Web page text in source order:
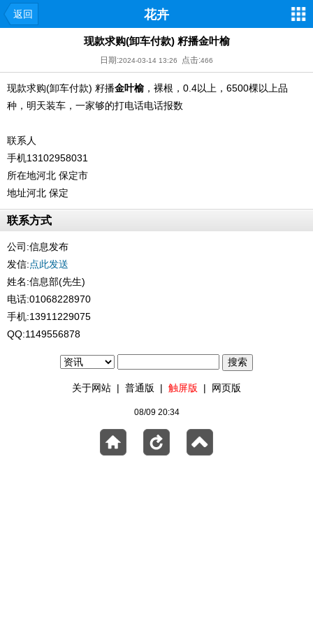
返回 花卉
现款求购(卸车付款) 籽播金叶榆
日期:2024-03-14 13:26 点击:466
现款求购(卸车付款) 籽播金叶榆 ，裸根，0.4以上，6500棵以上品
种，明天装车，一家够的打电话电话报数
联系人
手机13102958031
所在地河北 保定市
地址河北 保定
联系方式
公司:信息发布
发信:点此发送
姓名:信息部(先生)
电话:01068228970
手机:13911229075
QQ:1149556878
关于网站 | 普通版 | 触屏版 | 网页版
08/09 20:34